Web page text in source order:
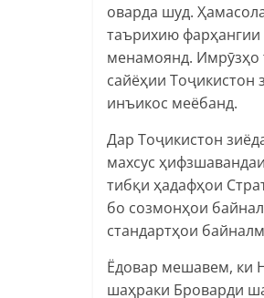
оварда шуд.
таърихию
менамоянд. Имрӯзҳо
сайёҳии Тоҷикистон
инъикос меёбанд.
Дар Тоҷикистон
махсус
тибқи ҳадафҳои
бо созмонҳои
стандартҳои
Ёдовар мешавем, ки
шаҳраки Броварди